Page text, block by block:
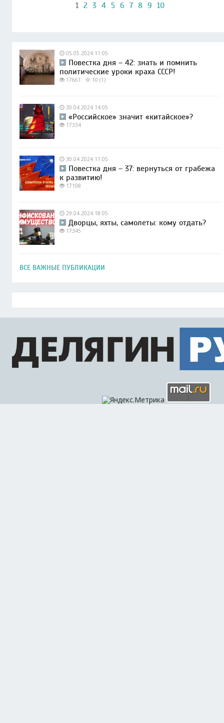
1 2 3 4 5 6 7 8 9 10
05.05.2024 11:05
Повестка дня – 42: знать и помнить
политические уроки краха СССР!
17661 10 (1)
30.04.2024 14:05
«Российское» значит «китайское»?
17334
30.04.2024 11:05
Повестка дня – 37: вернуться от грабежа
к развитию!
17108
29.04.2024 18:05
Дворцы, яхты, самолеты: кому отдать?
17345
ВСЕ ВАЖНЫЕ ПУБЛИКАЦИИ